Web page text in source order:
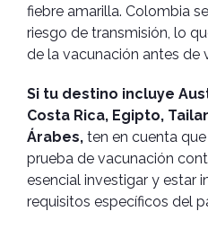
fiebre amarilla. Colombia
riesgo de transmisión, lo
de la vacunación antes de
Si tu destino incluye
Costa Rica, Egipto,
Árabes, ten en cuenta
prueba de vacunación
esencial investigar y estar
requisitos específicos del